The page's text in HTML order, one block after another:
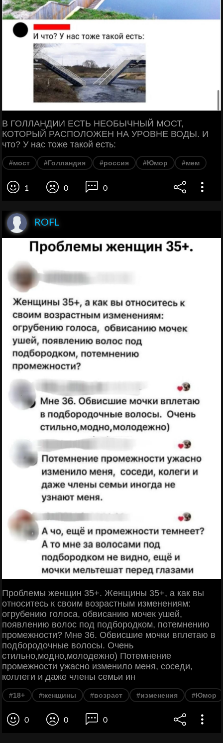
В ГОЛЛАНДИИ ЕСТЬ НЕОБЫЧНЫЙ МОСТ,
КОТОРЫЙ РАСПОЛОЖЕН НА УРОВНЕ ВОДЫ. И
что? У нас тоже такой есть:
#мост #Голландия #россия #Юмор #мем
1 0 0
ROFL
Проблемы женщин 35+. Женщины 35+, а как вы
относитесь к своим возрастным изменениям:
огрубению голоса, обвисанию мочек ушей,
появлению волос под подбородком, потемнению
промежности? Мне 36. Обвисшие мочки вплетаю в
подбородочные волосы. Очень
стильно,модно,молодежно) Потемнение
промежности ужасно изменило меня, соседи,
коллеги и даже члены семьи ин
#18+ #женщины #возраст #изменения #Юмор
0 0 0